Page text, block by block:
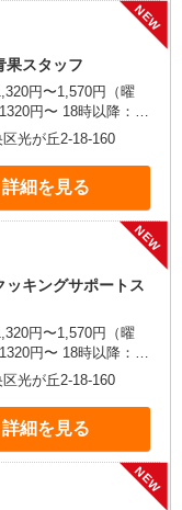
NEW
果スタッフ
円〜1,570円（曜
円〜 18時以降：時
★日・祝＋100円 ※ア
容はお問い合わせく
光が丘2-18-160
詳細を見る
NEW
ッキングサポートス
円〜1,570円（曜
円〜 18時以降：時
★日・祝＋100円 ※ア
容はお問い合わせく
光が丘2-18-160
詳細を見る
NEW